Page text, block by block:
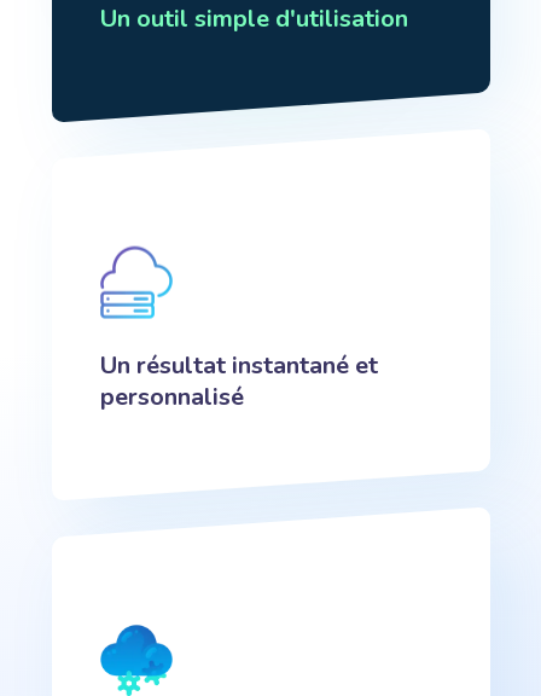
Un outil simple d'utilisation
Un résultat instantané et
personnalisé